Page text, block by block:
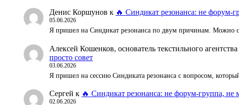
Денис Коршунов к 🔥 Синдикат резонанса: не форум-
05.06.2026
Я пришел на Синдикат резонанса по двум причинам. Можно
Алексей Кошенков, основатель текстильного
просто совет
03.06.2026
Я пришел на сессию Синдиката резонанса с вопросом,
Сергей к 🔥 Синдикат резонанса: не форум-группа,
02.06.2026